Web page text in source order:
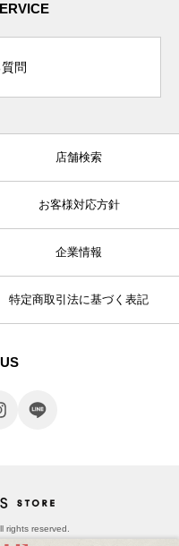
問
店舗検索
お客様対応方針
企業情報
特定商取引法に基づく表記
rights reserved.